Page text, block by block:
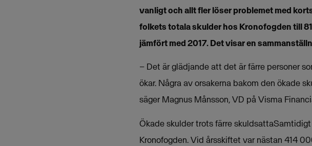
vanligt och allt fler löser problemet med
folkets totala skulder hos Kronofogden till
jämfört med 2017. Det visar en
– Det är glädjande att det är färre personer
ökar. Några av orsakerna bakom den ökade
säger Magnus Månsson, VD på Visma
Ökade skulder trots färre
Kronofogden. Vid årsskiftet var nästan 414